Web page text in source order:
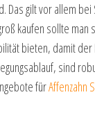
Das gilt vor allem
kaufen sollte man
bieten, damit der
sind
fürAffenzahn